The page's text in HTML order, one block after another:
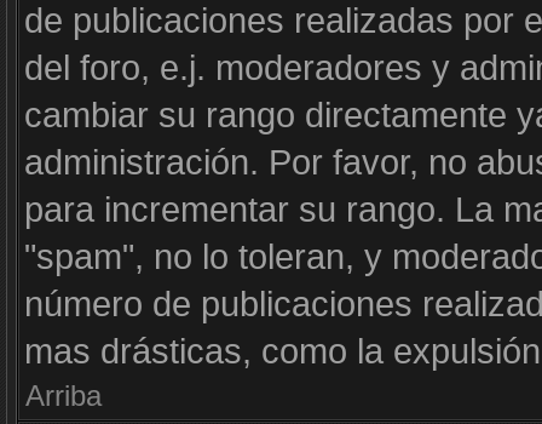
de publicaciones realizadas por
del foro, e.j. moderadores y
cambiar su rango directamente
administración. Por favor, no
para incrementar su rango. La
"spam", no lo toleran, y
número de publicaciones
mas drásticas, como la
Arriba